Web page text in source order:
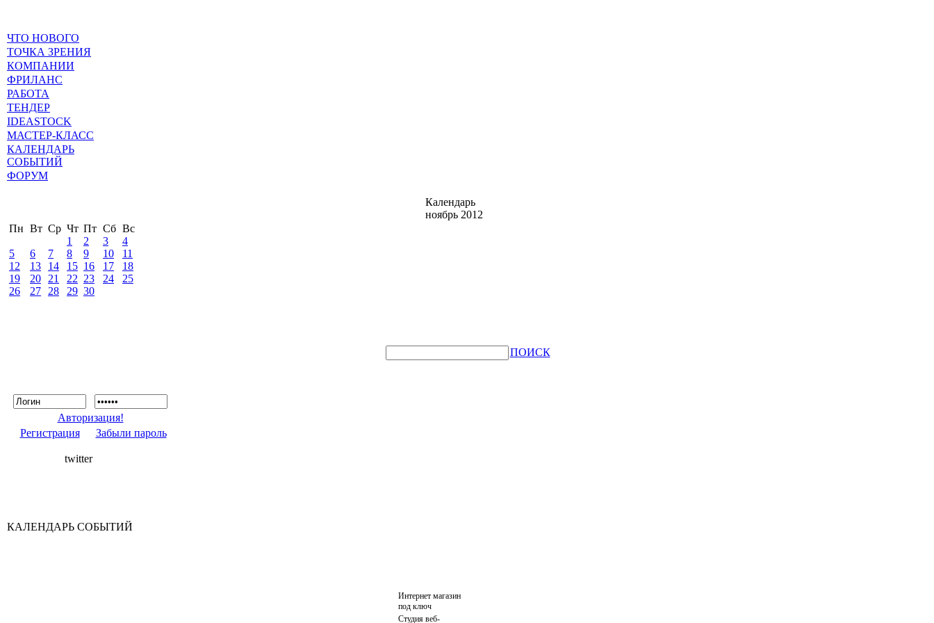
ЧТО НОВОГО
ТОЧКА ЗРЕНИЯ
КОМПАНИИ
ФРИЛАНС
РАБОТА
ТЕНДЕР
IDEASTOCK
МАСТЕР-КЛАСС
КАЛЕНДАРЬ
СОБЫТИЙ
ФОРУМ
Календарь
ноябрь 2012
Пн Вт Ср Чт Пт Сб Вс
1
2 3
4
5
6 7 8 9 10
11
12
13 14 15 16 17
18
19
20 21 22 23 24
25
26
27 28 29 30
ПОИСК
Авторизация!
Регистрация
Забыли пароль
twitter
КАЛЕНДАРЬ СОБЫТИЙ
Интернет магазин
под ключ
Студия веб-